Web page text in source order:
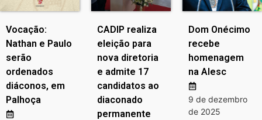
Vocação:
Nathan e Paulo
serão
ordenados
diáconos, em
Palhoça
CADIP realiza
eleição para
nova diretoria
e admite 17
candidatos ao
diaconado
permanente
Dom Onécimo
recebe
homenagem
na Alesc
9 de dezembro
de 2025